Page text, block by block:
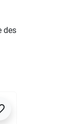
des